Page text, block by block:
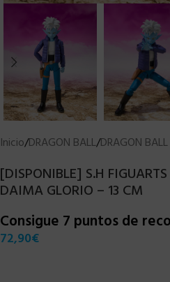
Inicio/DRAGON BALL/DRAGON
[DISPONIBLE] S.H
DAIMA GLORIO – 13 CM
Consigue 7 puntos de
72,90€